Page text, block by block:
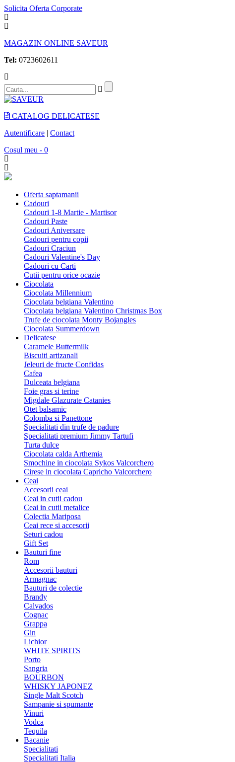
Solicita Oferta Corporate
MAGAZIN ONLINE SAVEUR
Tel: 0723602611
CATALOG DELICATESE
Autentificare | Contact
Cosul meu - 0
Oferta saptamanii
Cadouri
Cadouri 1-8 Martie - Martisor
Cadouri Paste
Cadouri Aniversare
Cadouri pentru copii
Cadouri Craciun
Cadouri Valentine's Day
Cadouri cu Carti
Cutii pentru orice ocazie
Ciocolata
Ciocolata Millennium
Ciocolata belgiana Valentino
Ciocolata belgiana Valentino Christmas Box
Trufe de ciocolata Monty Bojangles
Ciocolata Summerdown
Delicatese
Caramele Buttermilk
Biscuiti artizanali
Jeleuri de fructe Confidas
Cafea
Dulceata belgiana
Foie gras si terine
Migdale Glazurate Catanies
Otet balsamic
Colomba si Panettone
Specialitati din trufe de padure
Specialitati premium Jimmy Tartufi
Turta dulce
Ciocolata calda Arthemia
Smochine in ciocolata Sykos Valcorchero
Cirese in ciocolata Capricho Valcorchero
Ceai
Accesorii ceai
Ceai in cutii cadou
Ceai in cutii metalice
Colectia Mariposa
Ceai rece si accesorii
Seturi cadou
Gift Set
Bauturi fine
Rom
Accesorii bauturi
Armagnac
Bauturi de colectie
Brandy
Calvados
Cognac
Grappa
Gin
Lichior
WHITE SPIRITS
Porto
Sangria
BOURBON
WHISKY JAPONEZ
Single Malt Scotch
Sampanie si spumante
Vinuri
Vodca
Tequila
Bacanie
Specialitati
Specialitati Italia